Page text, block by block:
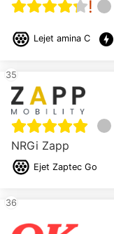
!
Lejet amina C offline_bolt
35
NRGi Zapp
Ejet Zaptec Go
36